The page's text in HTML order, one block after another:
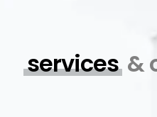
services &